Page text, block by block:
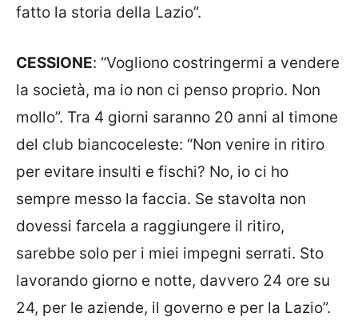
fatto la storia della Lazio”.
CESSIONE: “Vogliono costringermi a vendere
la società, ma io non ci penso proprio. Non
mollo”. Tra 4 giorni saranno 20 anni al timone
del club biancoceleste: “Non venire in ritiro
per evitare insulti e fischi? No, io ci ho
sempre messo la faccia. Se stavolta non
dovessi farcela a raggiungere il ritiro,
sarebbe solo per i miei impegni serrati. Sto
lavorando giorno e notte, davvero 24 ore su
24, per le aziende, il governo e per la Lazio”.